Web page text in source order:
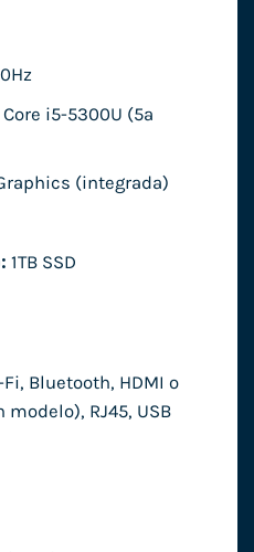
i5-5300U (5ª
(integrada)
1TB SSD
Bluetooth, HDMI o
RJ45, USB